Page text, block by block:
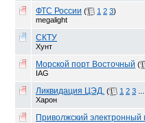
ФТС России ( 1 2 3)
megalight
СКТУ
Хунт
Морской порт Восточный (
IAG
Ликвидация ЦЭД. ( 1 2 3
Харон
Приволжский электронный